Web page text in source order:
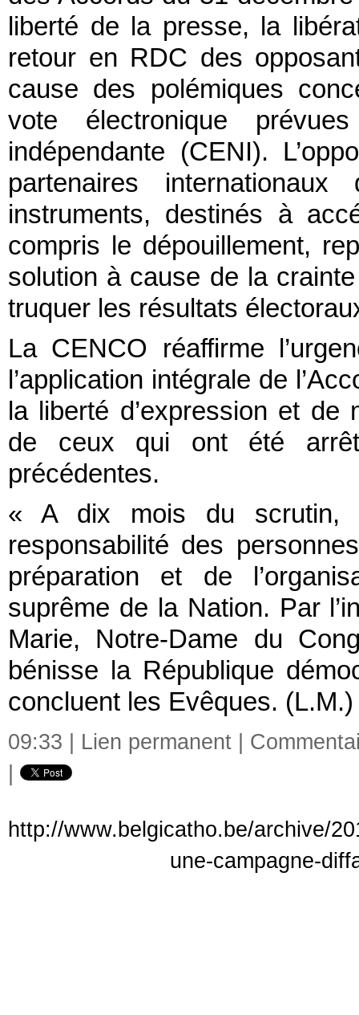
liberté de la presse, la
retour en RDC des
cause des polémiques
vote électronique
indépendante (CENI).
partenaires
instruments, destinés à
compris le dépouillement,
solution à cause de la
truquer les résultats
La CENCO réaffirme
l’application intégrale de
la liberté d’expression et
de ceux qui ont été
précédentes.
« A dix mois du scrutin,
responsabilité des
préparation et de
suprême de la Nation. Par
Marie, Notre-Dame du
bénisse la République
concluent les Evêques.
09:33 | Lien permanent
http://www.belgicatho.be/archive/
une-campagne-